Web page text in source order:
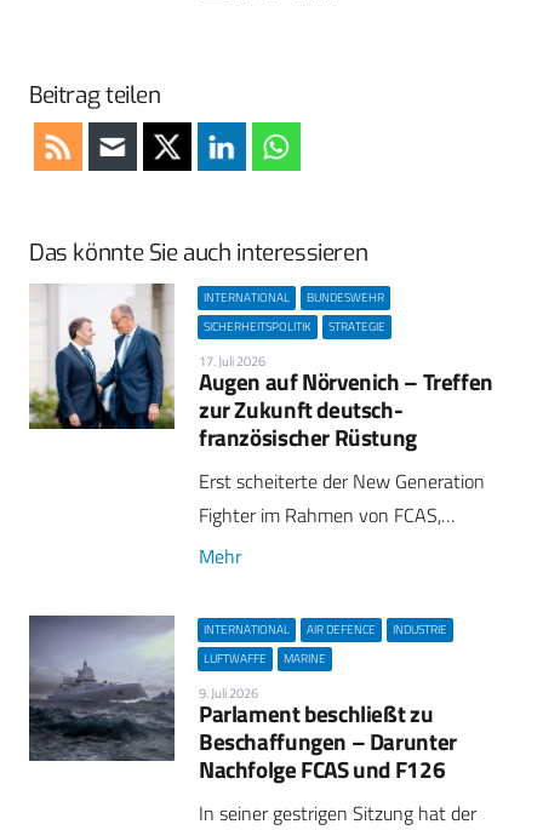
Beitrag teilen
Das könnte Sie auch interessieren
INTERNATIONAL
BUNDESWEHR
SICHERHEITSPOLITIK
STRATEGIE
17. Juli 2026
Augen auf Nörvenich – Treffen
zur Zukunft deutsch-
französischer Rüstung
Erst scheiterte der New Generation
Fighter im Rahmen von FCAS,…
Mehr
INTERNATIONAL AIR DEFENCE
INDUSTRIE
LUFTWAFFE
MARINE
9. Juli 2026
Parlament beschließt zu
Beschaffungen – Darunter
Nachfolge FCAS und F126
In seiner gestrigen Sitzung hat der